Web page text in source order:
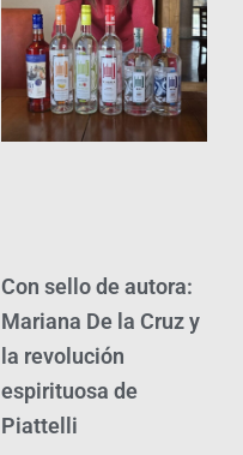
Con sello de autora:
Mariana De la Cruz y
la revolución
espirituosa de
Piattelli